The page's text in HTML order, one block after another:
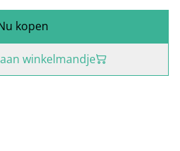
kopen
winkelmandje